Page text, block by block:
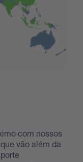
com nossos
vão além da